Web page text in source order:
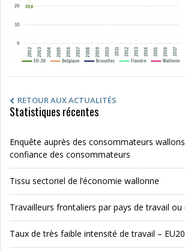
RETOUR AUX ACTUALITÉS
Statistiques récentes
Enquête auprès des consommateurs
confiance des consommateurs
Tissu sectoriel de l’économie wallonne
Travailleurs frontaliers par pays de travail ou
Taux de très faible intensité de travail –